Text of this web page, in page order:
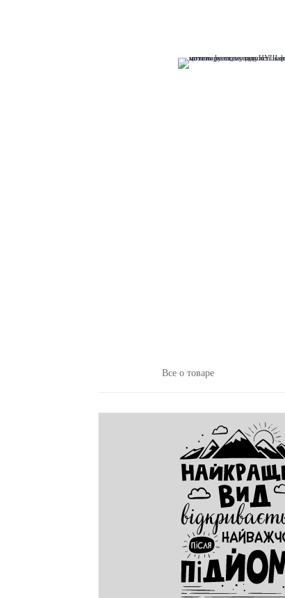
Все о товаре